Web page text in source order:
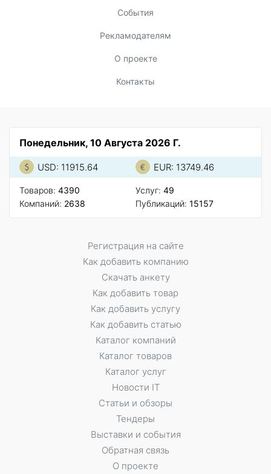
События
Рекламодателям
О проекте
Контакты
Понедельник, 10 Августа 2026 Г.
USD: 11915.64 EUR: 13749.46
Товаров: 4390
Компаний: 2638
Услуг: 49
Публикаций: 15157
Регистрация на сайте
Как добавить компанию
Скачать анкету
Как добавить товар
Как добавить услугу
Как добавить статью
Каталог компаний
Каталог товаров
Каталог услуг
Новости IT
Статьи и обзоры
Тендеры
Выставки и события
Обратная связь
О проекте